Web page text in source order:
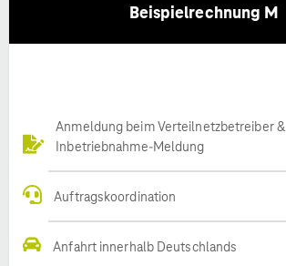
Beispielrechnung M
Anmeldung beim Verteilnetzbetreiber &
Inbetriebnahme-Meldung
Auftragskoordination
Anfahrt innerhalb Deutschlands